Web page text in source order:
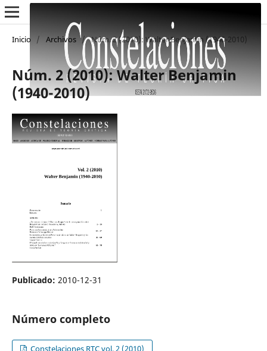
Inicio / Archivos / Núm. 2 (2010): Walter Benjamin (1940-2010)
Núm. 2 (2010): Walter Benjamin
(1940-2010)
Publicado: 2010-12-31
Número completo
Constelaciones RTC vol. 2 (2010)